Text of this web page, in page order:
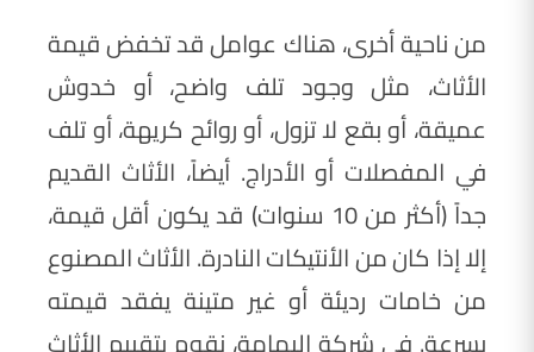
من ناحية أخرى، هناك عوامل قد تخفض قيمة
الأثاث، مثل وجود تلف واضح، أو خدوش
عميقة، أو بقع لا تزول، أو روائح كريهة، أو تلف
في المفصلات أو الأدراج. أيضاً، الأثاث القديم
جداً (أكثر من 10 سنوات) قد يكون أقل قيمة،
إلا إذا كان من الأنتيكات النادرة. الأثاث المصنوع
من خامات رديئة أو غير متينة يفقد قيمته
بسرعة. في شركة اليمامة، نقوم بتقييم الأثاث